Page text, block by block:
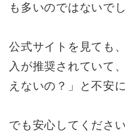
も多いのではないで
公式サイトを見ても
入が推奨されていて
えないの？」と不安
でも安心してくださ